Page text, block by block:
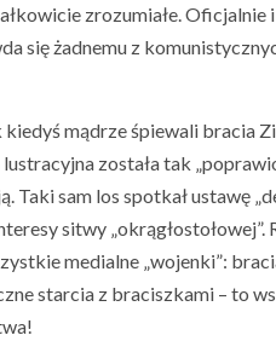
zrozumiałe. Oficjalnie
się żadnemu z
kiedyś mądrze śpiewali bracia
została tak
sam los spotkał ustawę
sitwy „okrągłostołowej”.
medialne „wojenki”:
starcia z braciszkami – to